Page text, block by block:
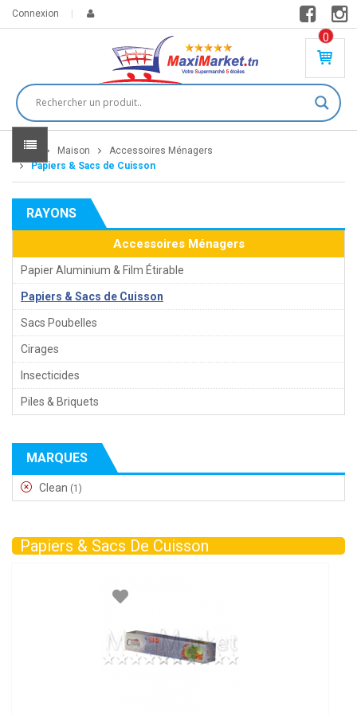
Connexion
0
PR
DU
IT(
S)
Home Maison
Accessoires Ménagers
Papiers & Sacs de Cuisson
RAYONS
Accessoires Ménagers
Papier Aluminium & Film Étirable
Papiers & Sacs de Cuisson
Sacs Poubelles
Cirages
Insecticides
Piles & Briquets
MARQUES
Clean (1)
Papiers & Sacs De Cuisson